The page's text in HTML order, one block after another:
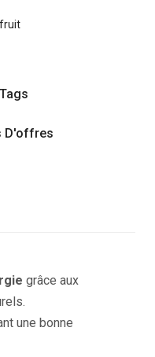
Tags
D'offres
grâce aux
une bonne